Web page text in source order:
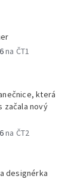
na ČT1
která
začala nový
na ČT2
designérka